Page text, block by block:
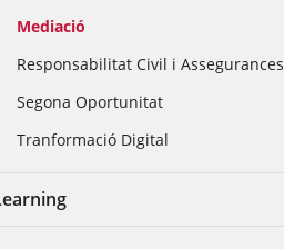
Mediació
Responsabilitat Civil i Assegurances
Segona Oportunitat
Tranformació Digital